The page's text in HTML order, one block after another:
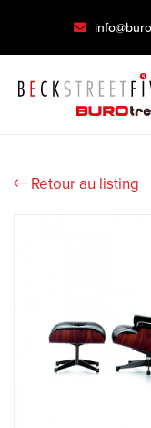
Retour au listing